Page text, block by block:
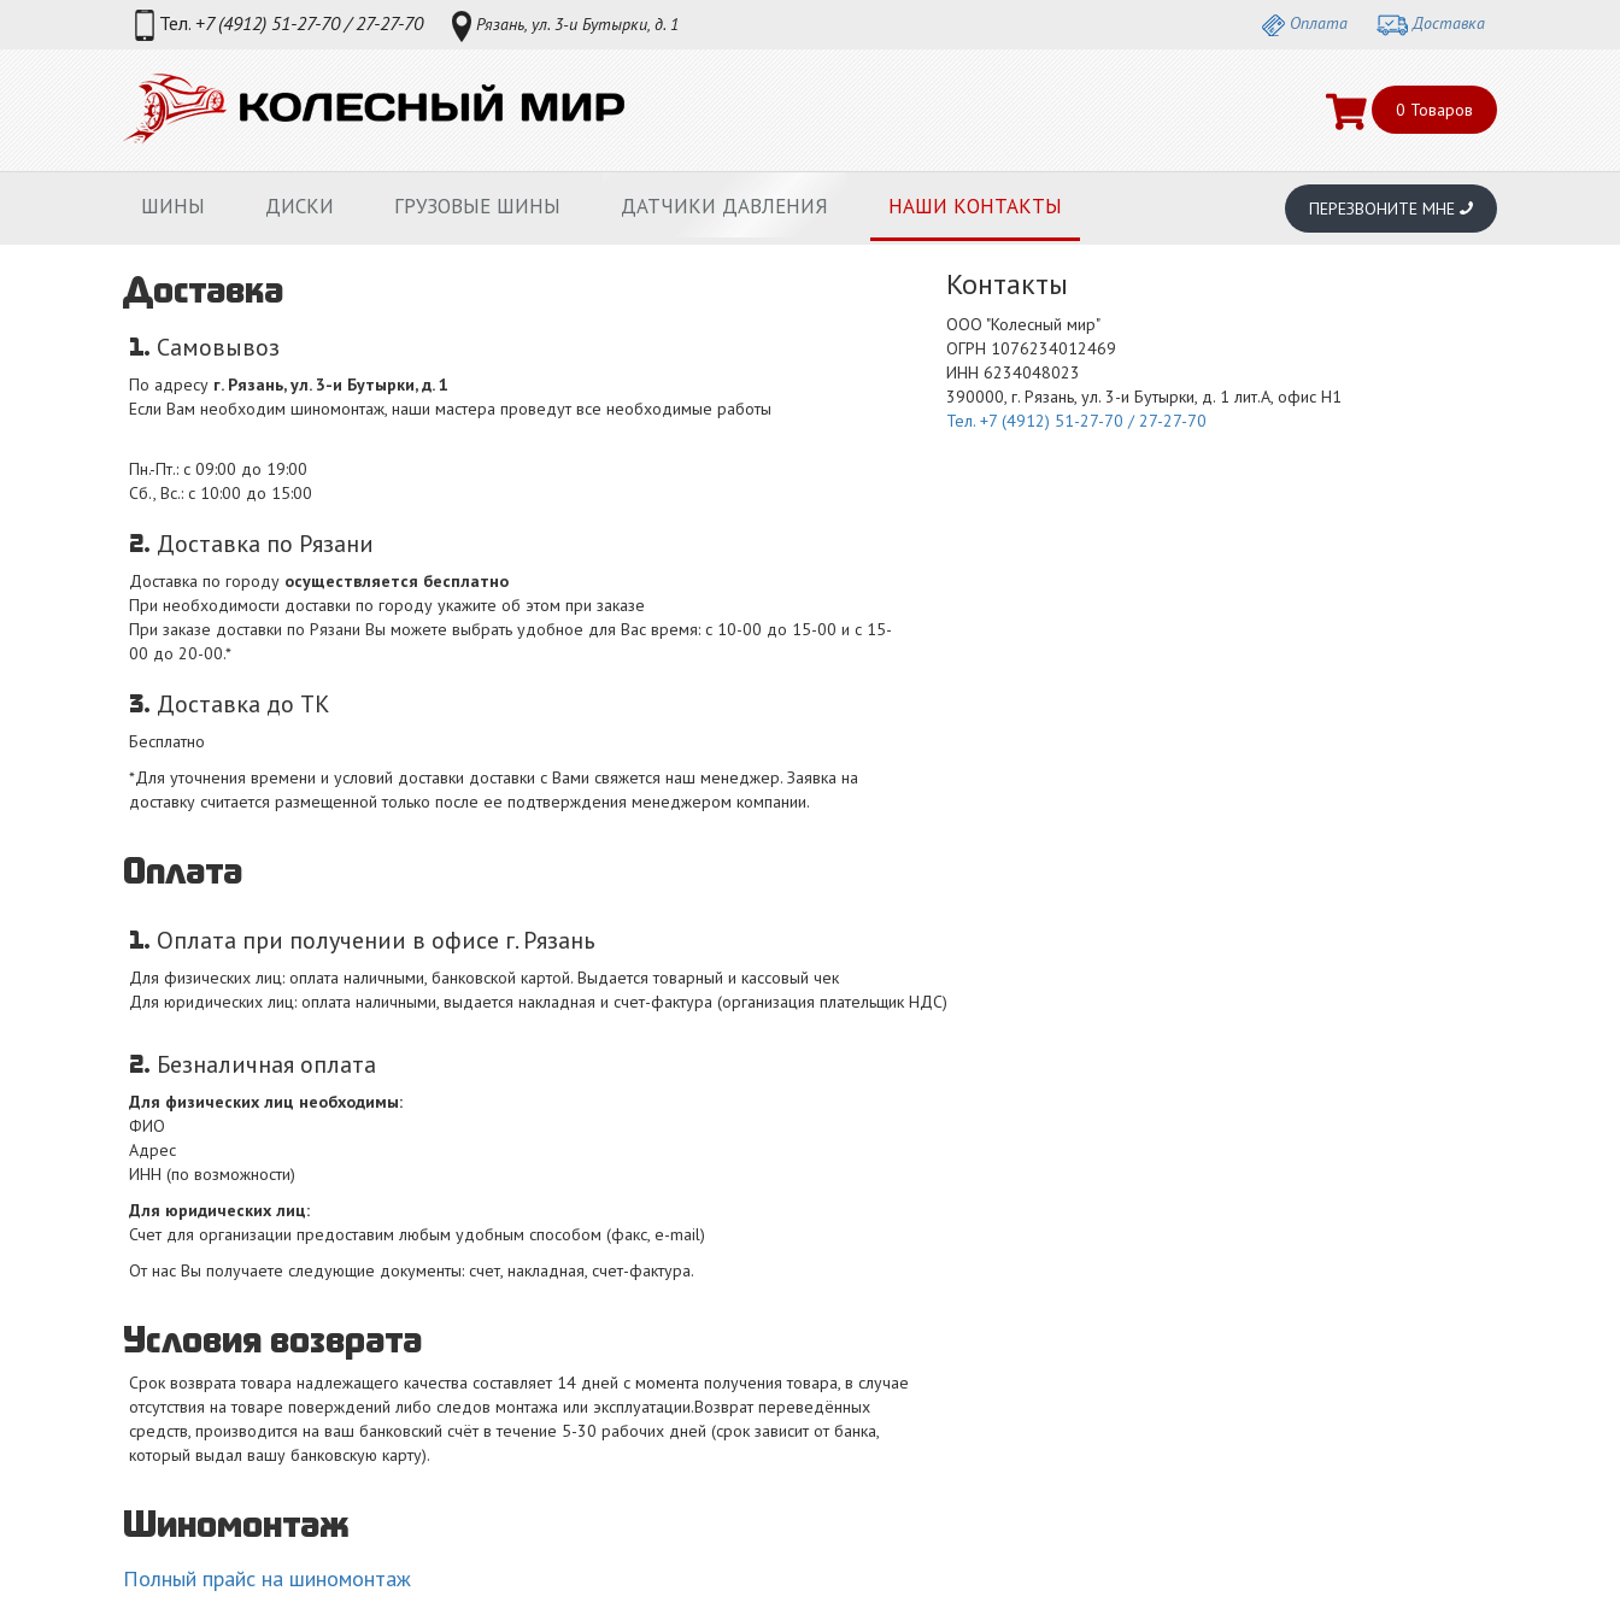
Тел. +7 (4912) 51-27-70 / 27-27-70 Рязань, ул. 3-и Бутырки, д. 1 Оплата Доставка
0 Товаров
ПЕРЕЗВОНИТЕ МНЕ
ШИНЫ ДИСКИ ГРУЗОВЫЕ ШИНЫ ДАТЧИКИ ДАВЛЕНИЯ НАШИ КОНТАКТЫ
Доставка
1. Самовывоз
По адресу г. Рязань, ул. 3-и Бутырки, д. 1
Если Вам необходим шиномонтаж, наши мастера проведут все необходимые работы
Пн.-Пт.: с 09:00 до 19:00
Сб., Вс.: с 10:00 до 15:00
2. Доставка по Рязани
Доставка по городу осуществляется бесплатно
При необходимости доставки по городу укажите об этом при заказе
При заказе доставки по Рязани Вы можете выбрать удобное для Вас время: с 10-00 до 15-00 и с 15-
00 до 20-00.*
3. Доставка до ТК
Бесплатно
*Для уточнения времени и условий доставки доставки с Вами свяжется наш менеджер. Заявка на
доставку считается размещенной только после ее подтверждения менеджером компании.
Контакты
ООО "Колесный мир"
ОГРН 1076234012469
ИНН 6234048023
390000, г. Рязань, ул. 3-и Бутырки, д. 1 лит.А, офис Н1
Тел. +7 (4912) 51-27-70 / 27-27-70
Оплата
1. Оплата при получении в офисе г. Рязань
Для физических лиц: оплата наличными, банковской картой. Выдается товарный и кассовый чек
Для юридических лиц: оплата наличными, выдается накладная и счет-фактура (организация плательщик НДС)
2. Безналичная оплата
Для физических лиц необходимы:
ФИО
Адрес
ИНН (по возможности)
Для юридических лиц:
Счет для организации предоставим любым удобным способом (факс, e-mail)
От нас Вы получаете следующие документы: счет, накладная, счет-фактура.
Условия возврата
Срок возврата товара надлежащего качества составляет 14 дней с момента получения товара, в случае
отсутствия на товаре поверждений либо следов монтажа или эксплуатации.Возврат переведённых
средств, производится на ваш банковский счёт в течение 5-30 рабочих дней (срок зависит от банка,
который выдал вашу банковскую карту).
Шиномонтаж
Полный прайс на шиномонтаж